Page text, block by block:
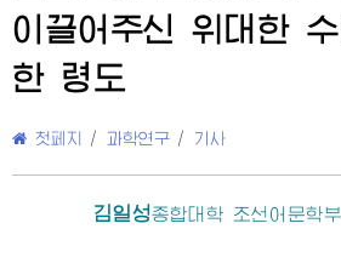
이끌어주신 위대한
한 령도
첫페지 / 과학연구 / 기사
김일성종합대학 조선어문학